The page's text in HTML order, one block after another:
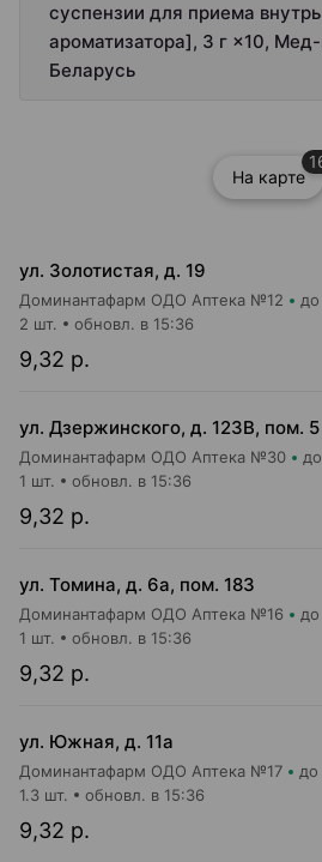
суспензии для приема
ароматизатора], 3 г ×10,
Беларусь
На карте
ул. Золотистая, д. 19
Доминантафарм ОДО Аптека №12
9,32 р.
2 шт. обновл. в 15:36
Доминантафарм ОДО Аптека №30
9,32 р.
1 шт. обновл. в 15:36
ул. Томина, д. 6а, пом. 183
Доминантафарм ОДО Аптека №16
9,32 р.
1 шт. обновл. в 15:36
ул. Южная, д. 11а
Доминантафарм ОДО Аптека №17 до
9,32 р.
1.3 шт. обновл. в 15:36